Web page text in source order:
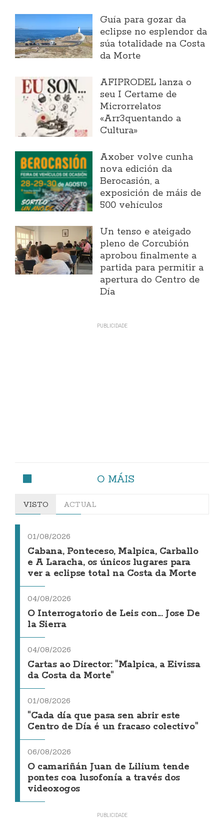
Guía para gozar da
eclipse no esplendor da
súa totalidade na Costa
da Morte
AFIPRODEL lanza o
seu I Certame de
Microrrelatos
«Arr3quentando a
Cultura»
Axober volve cunha
nova edición da
Berocasión, a
exposición de máis de
500 vehículos
Un tenso e ateigado
pleno de Corcubión
aprobou finalmente a
partida para permitir a
apertura do Centro de
Día
O MÁIS
VISTO ACTUAL
01/08/2026
Cabana, Ponteceso, Malpica, Carballo
e A Laracha, os únicos lugares para
ver a eclipse total na Costa da Morte
04/08/2026
O Interrogatorio de Leis con... Jose De
la Sierra
04/08/2026
Cartas ao Director: "Malpica, a Eivissa
da Costa da Morte"
01/08/2026
"Cada día que pasa sen abrir este
Centro de Día é un fracaso colectivo"
06/08/2026
O camariñán Juan de Lilium tende
pontes coa lusofonía a través dos
videoxogos